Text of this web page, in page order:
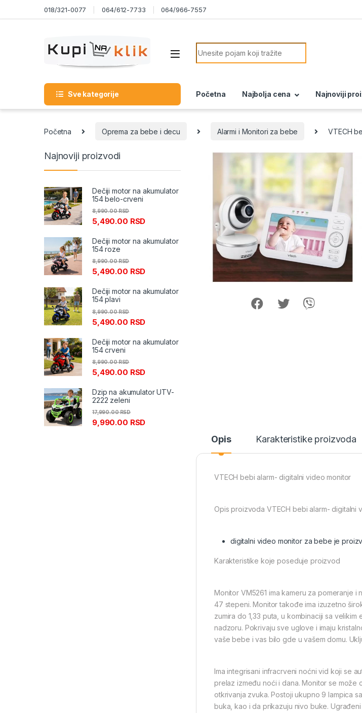
Skip to navigation018/321-0077 064/612-7733 064/966-7557
Search for:
Sve kategorije Početna Najbolja cena Najnoviji
Početna Oprema za bebe i decu Alarmi i Monitori za bebe VTECH
Opis Karakteristike proizvoda
VTECH bebi alarm- digitalni video monitor
Opis proizvoda VTECH bebi alarm- digitalni
digitalni video monitor za bebe je
Karakteristike koje poseduje proizvod
Monitor VM5261 ima kameru za pomeranje
47 stepeni. Monitor takođe ima izuzetno
zumira do 1,33 puta, u kombinaciji sa
nadzoru. Pokrivaju sve uglove i imaju
vaše bebe i vas bilo gde u vašem domu.
Ima integrisani infracrveni noćni vid koji se
prelaz između noći i dana. Monitor se
otkrivanja zvuka. Postoji ukupno 9 lampica
buka, kao i da prikazuju nivo buke.
Najnoviji proizvodi
Dečiji motor na akumulator
154 belo-crveni
5,490.00 RSD
8,990.00RSD
Dečiji motor na akumulator
154 roze
5,490.00 RSD
8,990.00RSD
Dečiji motor na akumulator
154 plavi
5,490.00 RSD
8,990.00RSD
Dečiji motor na akumulator
154 crveni
5,490.00 RSD
8,990.00RSD
Dzip na akumulator UTV-
2222 zeleni
9,990.00 RSD
17,990.00RSD